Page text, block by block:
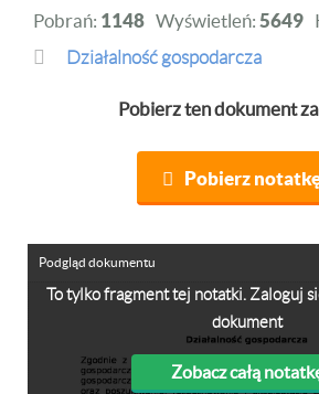
Pobrań: 1148 Wyświetleń: 5649
Działalność gospodarcza
Pobierz ten dokument
Pobierz
To tylko fragment tej notatki. Zaloguj
dokument
Zobacz całą
Podgląd dokumentu